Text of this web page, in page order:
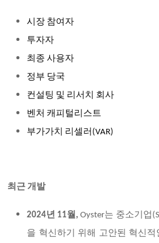
시장 참여자
투자자
최종 사용자
정부 당국
컨설팅 및 리서치 회사
벤처 캐피털리스트
부가가치 리셀러(VAR)
최근 개발
2024년 11월 ,Oyster는 중소기업
을 혁신하기 위해 고안된 혁신적